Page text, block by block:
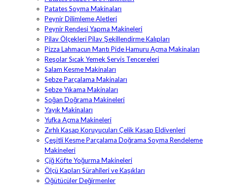
Patates Soyma Makinaları
Peynir Dilimleme Aletleri
Peynir Rendesi Yapma Makineleri
Pilav Ölçekleri Pilav Şekillendirme Kalıpları
Pizza Lahmacun Mantı Pide Hamuru Açma Makinaları
Reşolar Sıcak Yemek Servis Tencereleri
Salam Kesme Makinaları
Sebze Parçalama Makinaları
Sebze Yıkama Makinaları
Soğan Doğrama Makineleri
Yayık Makinaları
Yufka Açma Makineleri
Zırhlı Kasap Koruyucuları Çelik Kasap Eldivenleri
Çeşitli Kesme Parçalama Doğrama Soyma Rendeleme
Makineleri
Çiğ Köfte Yoğurma Makineleri
Ölçü Kapları Sürahileri ve Kaşıkları
Öğütücüler Değirmenler